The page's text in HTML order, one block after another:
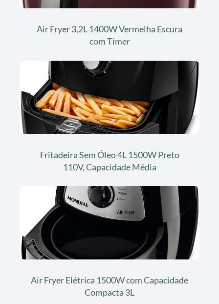
Air Fryer 3,2L 1400W Vermelha Escura
com Timer
Fritadeira Sem Óleo 4L 1500W Preto
110V, Capacidade Média
Air Fryer Elétrica 1500W com Capacidade
Compacta 3L